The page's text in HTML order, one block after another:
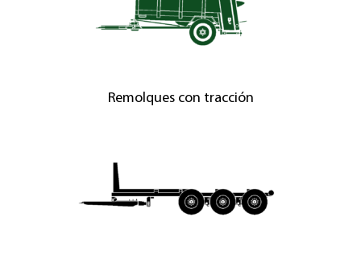
Remolques con tracción